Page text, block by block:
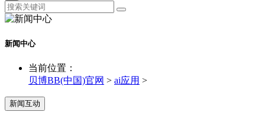
新闻中心
当前位置：
贝博BB(中国)官网 > ai应用 >
新闻互动